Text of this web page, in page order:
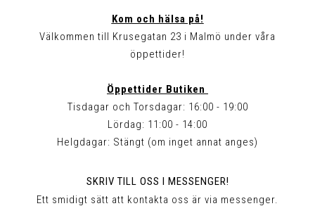
Kom och hälsa på!
Välkommen till Krusegatan 23 i Malmö under våra
öppettider!
Öppettider Butiken
Tisdagar och Torsdagar: 16:00 - 19:00
Lördag: 11:00 - 14:00
Helgdagar: Stängt (om inget annat anges)
SKRIV TILL OSS I MESSENGER!
Ett smidigt sätt att kontakta oss är via messenger.